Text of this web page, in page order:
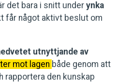
det bara i snitt under ynka
får något aktivt beslut om
utnyttjande av
mot lagen både genom att
rapportera den kunskap